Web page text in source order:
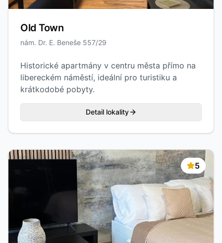
Old Town
nám. Dr. E. Beneše 557/29
Historické apartmány v centru města přímo na
libereckém náměstí, ideální pro turistiku a
krátkodobé pobyty.
Detail lokality
5